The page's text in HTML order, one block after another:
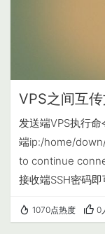
VPS之间互
发送端VPS执行
端ip:/home/
to continue
接收端SSH密码即
1070点热度 0